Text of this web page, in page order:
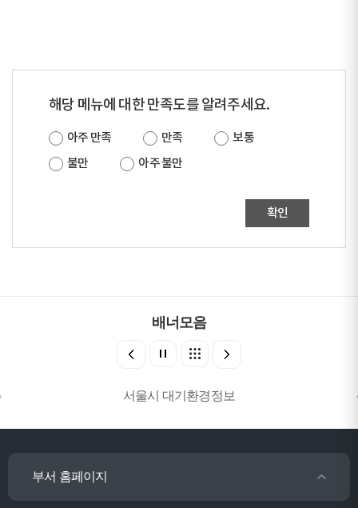
해당 메뉴에 대한 만족도를 알려주세요.
아주 만족 만족
보통
불만
아주 불만
확인
배너모음
서울시 대기환경정보
부서 홈페이지